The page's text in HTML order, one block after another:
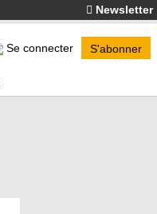
Newsletter
Se connecter S'abonner